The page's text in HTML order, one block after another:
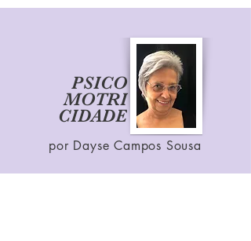
PSICO
MOTRI
CIDADE
por Dayse Campos Sousa